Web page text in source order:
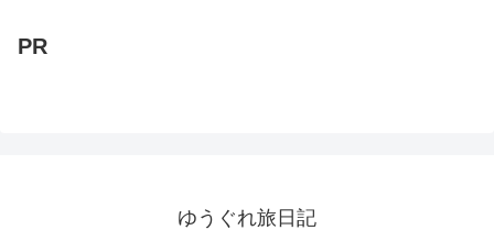
PR
ゆうぐれ旅日記